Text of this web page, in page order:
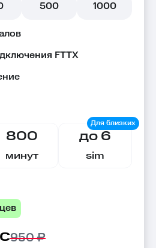
500 1000
FTTX
800
минут
до 6
sim
950 ₽